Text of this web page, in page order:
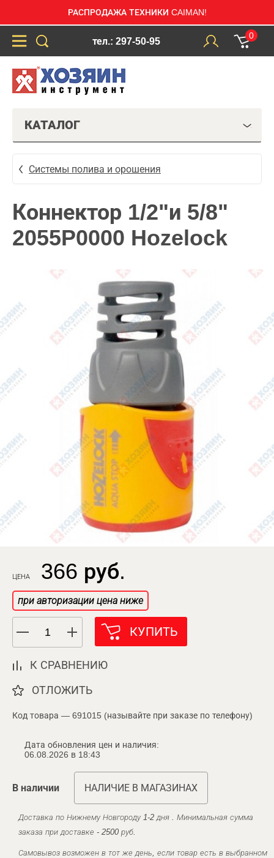
РАСПРОДАЖА ТЕХНИКИ CAIMAN!
тел.: 297-50-95
0
КАТАЛОГ
Системы полива и орошения
Коннектор 1/2"и 5/8"
2055P0000 Hozelock
ЦЕНА 366 руб.
при авторизации цена ниже
КУПИТЬ
К СРАВНЕНИЮ
ОТЛОЖИТЬ
Код товара — 691015 (называйте при заказе по телефону)
Дата обновления цен и наличия:
06.08.2026 в 18:43
В наличии НАЛИЧИЕ В МАГАЗИНАХ
Доставка по Нижнему Новгороду 1-2 дня . Минимальная сумма
заказа при доставке - 2500 руб.
Самовывоз возможен в тот же день, если товар есть в выбранном